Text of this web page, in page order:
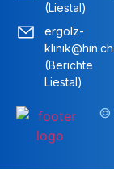
(Liestal)
ergolz-
klinik@hin.ch
(Berichte
Liestal)
©